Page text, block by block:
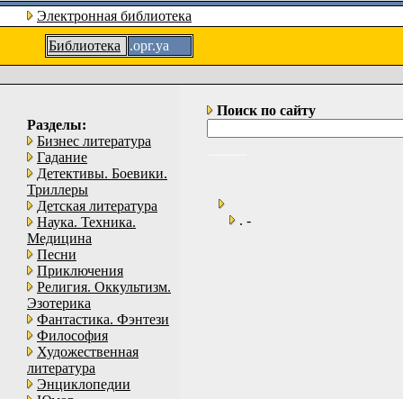
Электронная библиотека
Библиотека
.орг.уа
Разделы:
Бизнес литература
Гадание
Детективы. Боевики.
Триллеры
Детская литература
Наука. Техника.
Медицина
Песни
Приключения
Религия. Оккультизм.
Эзотерика
Фантастика. Фэнтези
Философия
Художественная
литература
Энциклопедии
Поиск по сайту
. -